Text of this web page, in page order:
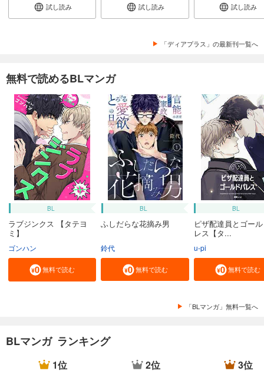
試し読み 試し読み 試し読み
「ディアプラス」の最新刊一覧へ
無料で読めるBLマンガ
BL
ラブジンクス 【タテヨ
ミ】
ゴンハン
無料で読む
BL
ふしだらな花摘み男
鈴代
無料で読む
BL
ピザ配達員とゴー
レス【タ...
u-pi
無料で読む
「BLマンガ」無料一覧へ
BLマンガ ランキング
1位 2位 3位